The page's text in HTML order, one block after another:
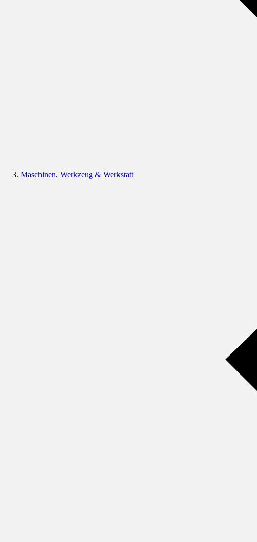
Maschinen, Werkzeug & Werkstatt